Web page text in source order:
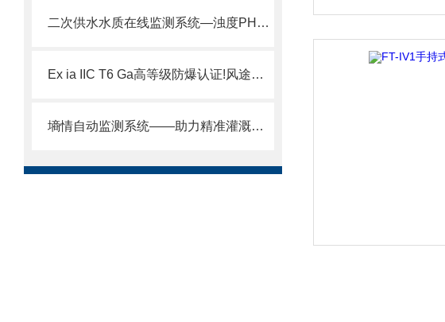
二次供水水质在线监测系统—浊度PH电导率温度四参数在线监测仪@全网推送
Ex ia IIC T6 Ga高等级防爆认证!风途科技实力厂家，专业承接防爆气象站项目
墒情自动监测系统——助力精准灌溉，节水增效看得见，为农业生产降本提质。